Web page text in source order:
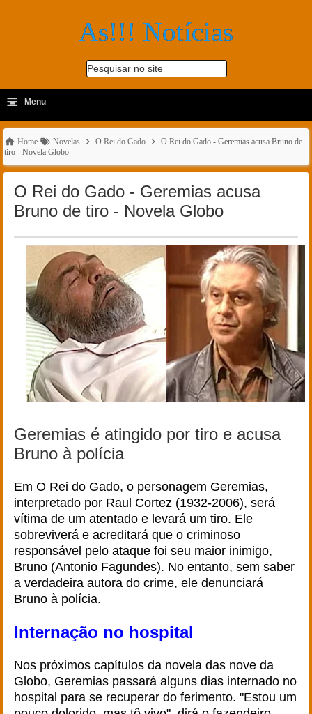
As!!! Notícias
Pesquisar no site
-
≡ Menu
Home Novelas O Rei do Gado
O Rei do Gado - Geremias acusa Bruno de
tiro - Novela Globo
O Rei do Gado - Geremias acusa
Bruno de tiro - Novela Globo
Geremias é atingido por tiro e acusa
Bruno à polícia
Em O Rei do Gado, o personagem Geremias,
interpretado por Raul Cortez (1932-2006), será
vítima de um atentado e levará um tiro. Ele
sobreviverá e acreditará que o criminoso
responsável pelo ataque foi seu maior inimigo,
Bruno (Antonio Fagundes). No entanto, sem saber
a verdadeira autora do crime, ele denunciará
Bruno à polícia.
Internação no hospital
Nos próximos capítulos da novela das nove da
Globo, Geremias passará alguns dias internado no
hospital para se recuperar do ferimento. "Estou um